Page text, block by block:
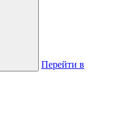
Перейти в